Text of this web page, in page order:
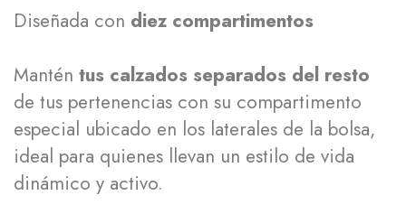
Diseñada con diez compartimentos
Mantén tus calzados separados del resto
de tus pertenencias con su compartimento
especial ubicado en los laterales de la bolsa,
ideal para quienes llevan un estilo de vida
dinámico y activo.